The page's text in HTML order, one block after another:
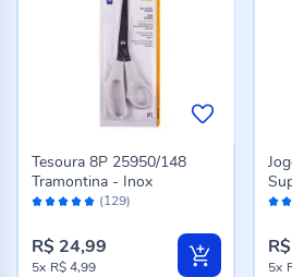
Avaliação: (129)
Tesoura 8P 25950/148
Tramontina - Inox
R$ 24,99
5x R$ 4,99 5x